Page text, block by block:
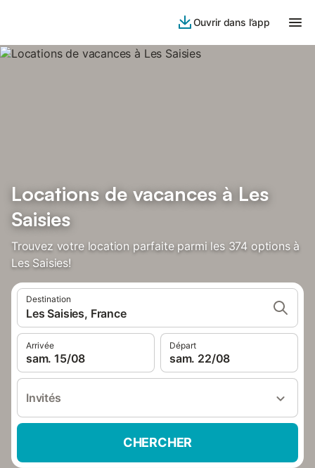
Ouvrir dans l’app
Locations de vacances à Les
Saisies
Trouvez votre location parfaite parmi les 374 options à
Les Saisies!
Destination
Les Saisies, France
Arrivée
sam. 15/08
Départ
sam. 22/08
Invités
CHERCHER